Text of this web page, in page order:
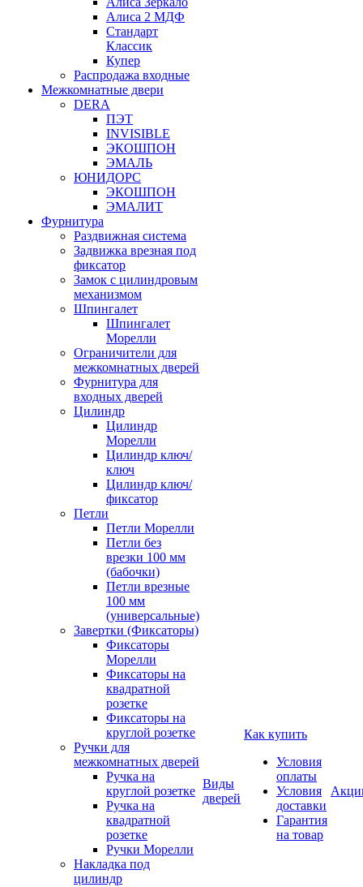
Алиса 2 МДФ
Стандарт
Классик
Купер
Распродажа входные
Межкомнатные двери
DERA
ПЭТ
INVISIBLE
ЭКОШПОН
ЭМАЛЬ
ЮНИДОРС
ЭКОШПОН
ЭМАЛИТ
Фурнитура
Раздвижная система
Задвижка врезная под
фиксатор
Замок с цилиндровым
механизмом
Шпингалет
Шпингалет
Морелли
Ограничители для
межкомнатных дверей
Фурнитура для
входных дверей
Цилиндр
Цилиндр
Морелли
Цилиндр ключ/
ключ
Цилиндр ключ/
фиксатор
Петли
Петли Морелли
Петли без
врезки 100 мм
(бабочки)
Петли врезные
100 мм
(универсальные)
Завертки (Фиксаторы)
Фиксаторы
Морелли
Фиксаторы на
квадратной
розетке
Фиксаторы на
круглой розетке
Ручки для
межкомнатных дверей
Ручка на
круглой розетке
Ручка на
квадратной
розетке
Ручки Морелли
Накладка под
цилиндр
Виды
дверей
Как купить
Условия
оплаты
Условия
доставки
Гарантия
на товар